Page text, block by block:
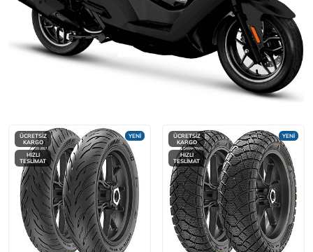
YENİ
ÜCRETSİZ
KARGO
HIZLI
TESLİMAT
YENİ
ÜCRETSİZ
KARGO
HIZLI
TESLİMAT